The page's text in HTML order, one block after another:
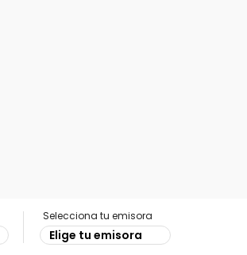
Selecciona tu emisora
Elige tu emisora